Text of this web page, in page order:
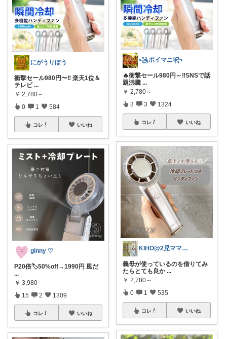
にがうりぼう
衝撃セール980円〜‼️ 楽天1位＆
テレビ ...
￥ 2,780～
0 1 584
コレ いいね
ginny ♡
P20倍🏷️50%off→1990円 風だ
...
￥ 3,980
15 2 1309
コレ いいね
꧁ポイマニ꧂
🔥衝撃セール980円～‼️SNSで話
題沸騰 ...
￥ 2,780～
3 3 1324
コレ いいね
KIHO@2児ママ（👧小5👦小3）
義母が使っているのを借りてみ
たらとても良か ...
￥ 2,780～
0 1 535
コレ いいね